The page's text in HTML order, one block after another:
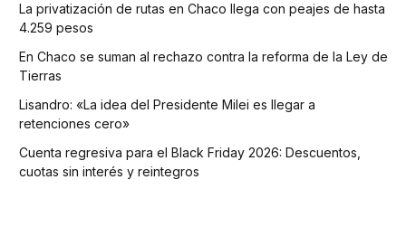
La privatización de rutas en Chaco llega con peajes de hasta
4.259 pesos
En Chaco se suman al rechazo contra la reforma de la Ley de
Tierras
Lisandro: «La idea del Presidente Milei es llegar a
retenciones cero»
Cuenta regresiva para el Black Friday 2026: Descuentos,
cuotas sin interés y reintegros